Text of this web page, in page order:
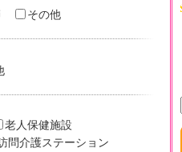
その他
老人保健施設
問介護ステーション